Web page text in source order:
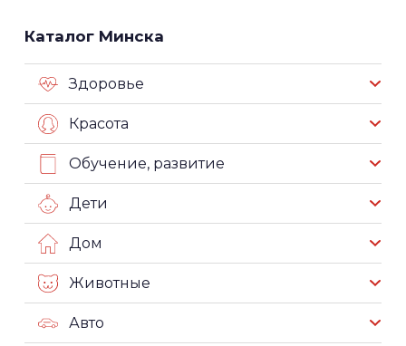
Каталог Минска
Здоровье
Красота
Обучение, развитие
Дети
Дом
Животные
Авто